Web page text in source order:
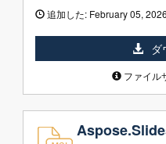
追加した: February 05, 2026
ダ
ファイル